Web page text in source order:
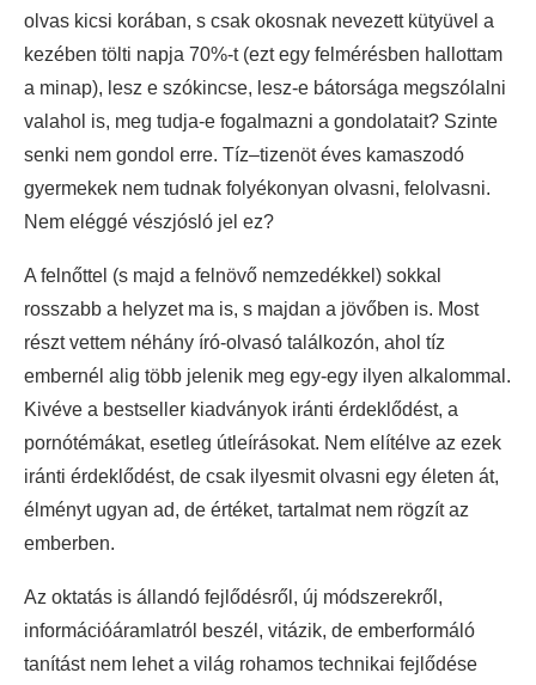
olvas kicsi korában, s csak okosnak nevezett kütyüvel a
kezében tölti napja 70%-t (ezt egy felmérésben hallottam
a minap), lesz e szókincse, lesz-e bátorsága megszólalni
valahol is, meg tudja-e fogalmazni a gondolatait? Szinte
senki nem gondol erre. Tíz–tizenöt éves kamaszodó
gyermekek nem tudnak folyékonyan olvasni, felolvasni.
Nem eléggé vészjósló jel ez?
A felnőttel (s majd a felnövő nemzedékkel) sokkal
rosszabb a helyzet ma is, s majdan a jövőben is. Most
részt vettem néhány író-olvasó találkozón, ahol tíz
embernél alig több jelenik meg egy-egy ilyen alkalommal.
Kivéve a bestseller kiadványok iránti érdeklődést, a
pornótémákat, esetleg útleírásokat. Nem elítélve az ezek
iránti érdeklődést, de csak ilyesmit olvasni egy életen át,
élményt ugyan ad, de értéket, tartalmat nem rögzít az
emberben.
Az oktatás is állandó fejlődésről, új módszerekről,
információáramlatról beszél, vitázik, de emberformáló
tanítást nem lehet a világ rohamos technikai fejlődése